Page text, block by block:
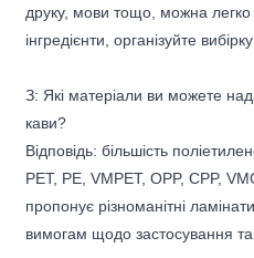
друку, мови тощо, можна
інгредієнти, організуйте
З: Які матеріали ви можете
кави?
Відповідь: більшість
PET, PE, VMPET, OPP, CPP,
пропонує різноманітні
вимогам щодо застосування та